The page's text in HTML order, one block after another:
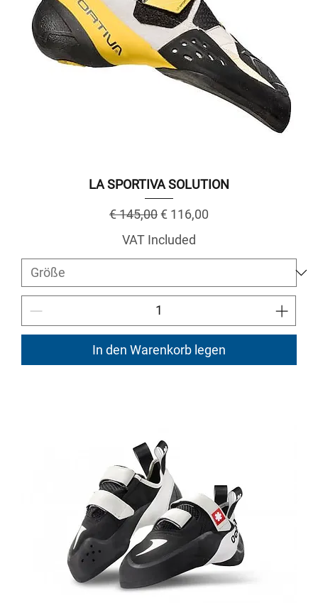
LA SPORTIVA SOLUTION
Regular Price
€ 145,00Sale Price
€ 116,00
VAT Included
In den Warenkorb legen